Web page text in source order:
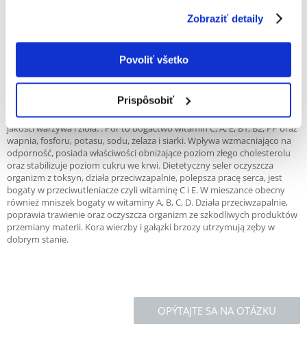
Zobraziť detaily
Povoliť všetko
Prispôsobiť
Recommend
Mieszanka podstawowa dla koszatniczek, w której ilość zbóż została
ekstrudatów. Ich różnorodność zapewnia dostęp do szerokiej gamy
składników pokarmowych. Mieszanka została wzbogacona o najlepszej
jakości warzywa i zioła. . Por to bogactwo witamin C, A, E, B1, B2, PP oraz
wapnia, fosforu, potasu, sodu, żelaza i siarki. Wpływa wzmacniająco na
odporność, posiada właściwości obniżające poziom złego cholesterolu
oraz stabilizuje poziom cukru we krwi. Dietetyczny seler oczyszcza
organizm z toksyn, działa przeciwzapalnie, polepsza pracę serca, jest
bogaty w przeciwutleniacze czyli witaminę C i E. W mieszance obecny
również mniszek bogaty w witaminy A, B, C, D. Działa przeciwzapalnie,
poprawia trawienie oraz oczyszcza organizm ze szkodliwych produktów
przemiany materii. Kora wierzby i gałązki brzozy utrzymują zęby w
dobrym stanie.
OPÝTAJTE SA NA OTÁZKU